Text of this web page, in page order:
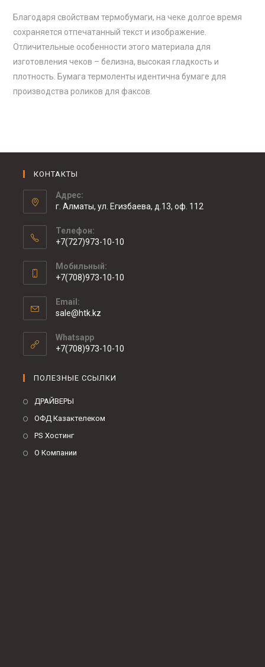
Благодаря свойствам термобумаги, на чеке долгое время
сохраняется отпечатанный текст и изображение.
Отличительные особенности этого материала для
изготовления чеков – белизна, высокая гладкость и
плотность. Бумага термоленты идентична бумаге для
производства роликов для факсов.
КОНТАКТЫ
Адрес:
г. Алматы, ул. Егизбаева, д.13, оф. 112
Телефон:
+7(727)973-10-10
Мобильный:
+7(708)973-10-10
Email:
sale@htk.kz
Whatsapp
+7(708)973-10-10
ПОЛЕЗНЫЕ ССЫЛКИ
ДРАЙВЕРЫ
ОФД Казактелеком
PS Хостинг
О Компании